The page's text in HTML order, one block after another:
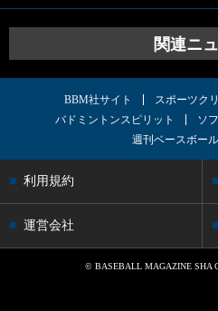
関連ニ
BBM社サイト スポーツク
バドミントンスピリット
ソ
週刊ベースボー
利用規約
運営会社
© BASEBALL MAGAZINE SHA